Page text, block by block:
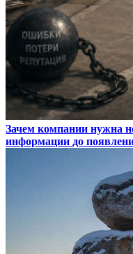
Зачем компании нужна
информации до